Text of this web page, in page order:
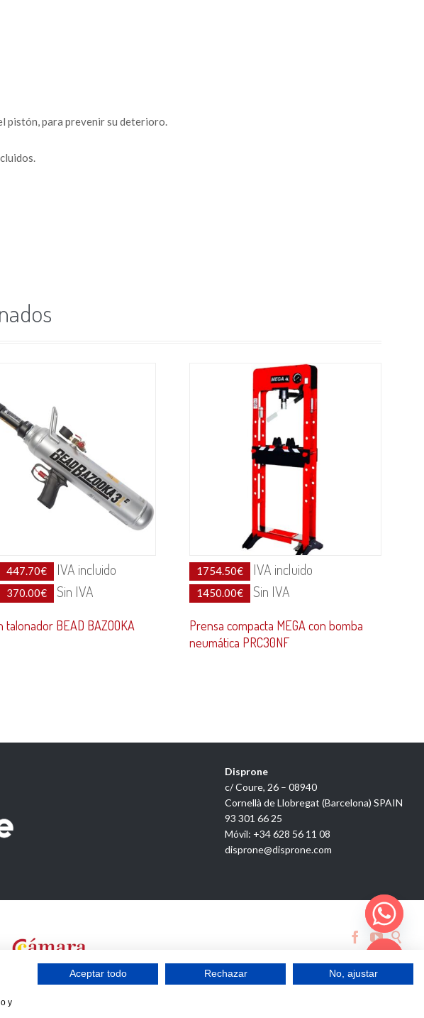
pistón, para prevenir su deterioro.
447.70€
IVA incluido
370.00€ Sin IVA
talonador BEAD BAZOOKA
1754.50€ IVA incluido
1450.00€ Sin IVA
Prensa compacta MEGA con bomba
neumática PRC30NF
Disprone
c/ Coure, 26 – 08940
Cornellà de Llobregat (Barcelona) SPAIN
93 301 66 25
Móvil: +34 628 56 11 08
disprone@disprone.com
  
Hide chaty
y
Aceptar todo Rechazar No, ajustar